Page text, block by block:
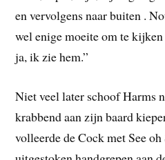
en vervolgens naar buiten .
wel enige moeite om te
ja, ik zie hem.”
Niet veel later schoof Harms
krabbend aan zijn baard
volleerde de Cock met See oh